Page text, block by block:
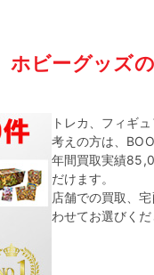
ホビーグッズ
トレカ、フィギ
考えの方は、
年間買取実績
だけます。
店舗での買取、
わせてお選びくだ